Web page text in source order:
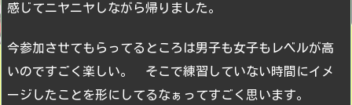
感じてニヤニヤしながら帰りました。
今参加させてもらってるところは男子も女子もレベルが高
いのですごく楽しい。 そこで練習していない時間にイメ
ージしたことを形にしてるなぁってすごく思います。